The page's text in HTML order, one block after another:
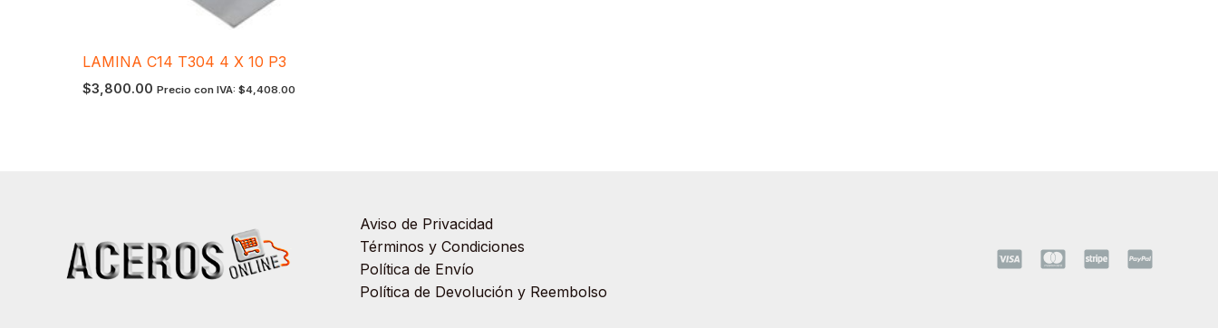
LAMINA C14 T304 4 X 10 P3
$3,800.00 Precio con IVA:$4,408.00
Aviso de Privacidad
Términos y Condiciones
Política de Envío
Política de Devolución y Reembolso